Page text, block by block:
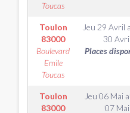
Toucas
Toulon
83000
Boulevard
Emile
Toucas
Jeu 29 Avril
30 Avril
Places
Toulon
83000
Jeu 06 Mai
07 Mai